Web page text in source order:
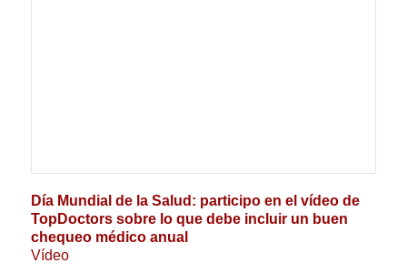
Día Mundial de la Salud: participo en el vídeo de
TopDoctors sobre lo que debe incluir un buen
chequeo médico anual
Vídeo